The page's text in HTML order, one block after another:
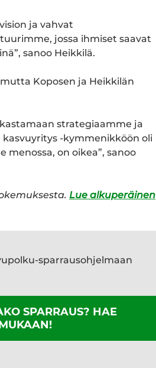
ja vahvat
jossa ihmiset saavat
sanoo Heikkilä.
mutta Koposen ja Heikkilän
strategiaamme ja
-kymmenikköön oli
on oikea”, sanoo
Lue alkuperäinen
sparrausohjelmaan
SPARRAUS? HAE